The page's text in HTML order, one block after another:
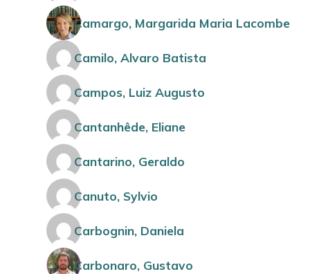
Camargo, Margarida Maria Lacombe
Camilo, Alvaro Batista
Campos, Luiz Augusto
Cantanhêde, Eliane
Cantarino, Geraldo
Canuto, Sylvio
Carbognin, Daniela
Carbonaro, Gustavo